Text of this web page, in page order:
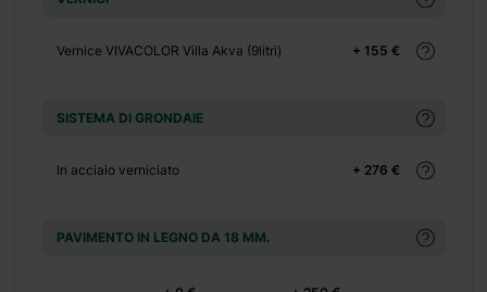
+ 155 €
Vernice VIVACOLOR Villa Akva (9litri)
SISTEMA DI GRONDAIE
+ 276 €
In acciaio verniciato
PAVIMENTO IN LEGNO DA 18 MM.
+ 500 €